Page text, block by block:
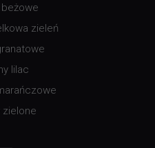
beżowe
zieleń
lilac
zielone